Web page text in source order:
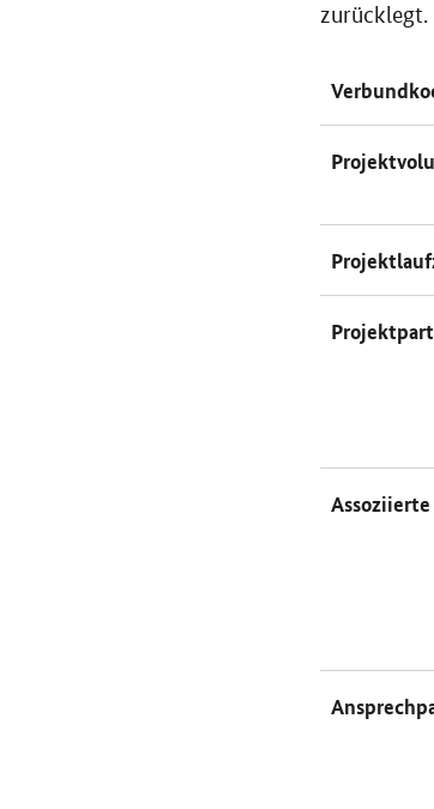
zurücklegt.